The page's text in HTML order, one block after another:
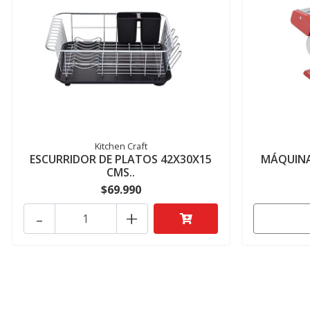
Kitchen Craft
ESCURRIDOR DE PLATOS 42X30X15
CMS..
$69.990
+
-